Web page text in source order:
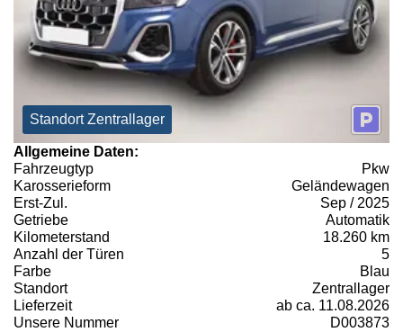
Standort Zentrallager
Allgemeine Daten:
Fahrzeugtyp
Pkw
Karosserieform
Geländewagen
Erst-Zul.
Sep / 2025
Getriebe
Automatik
Kilometerstand
18.260 km
Anzahl der Türen
5
Farbe
Blau
Standort
Zentrallager
Lieferzeit
ab ca. 11.08.2026
Unsere Nummer
D003873